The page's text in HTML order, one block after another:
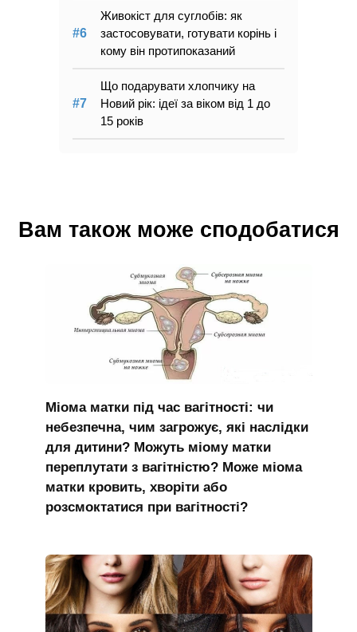
Живокіст для суглобів: як
застосовувати, готувати корінь і
кому він протипоказаний
Що подарувати хлопчику на
Новий рік: ідеї за віком від 1 до
15 років
Вам також може сподобатися
Міома матки під час вагітності: чи
небезпечна, чим загрожує, які наслідки
для дитини? Можуть міому матки
переплутати з вагітністю? Може міома
матки кровить, хворіти або
розсмоктатися при вагітності?